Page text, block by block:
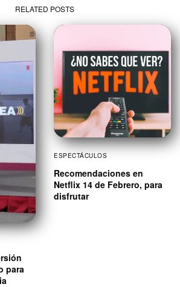
RELATED POSTS
para
ESPECTÁCULOS
Recomendaciones en
Netflix 14 de Febrero, para
disfrutar